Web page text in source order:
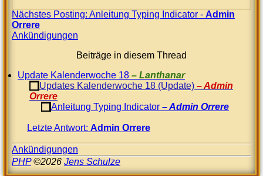
Nächstes Posting: Anleitung Typing Indicator - Admin
Orrere
Ankündigungen
Beiträge in diesem Thread
Update Kalenderwoche 18
Lanthanar
Updates Kalenderwoche 18 (Update)
Admin
Orrere
Anleitung Typing Indicator
Admin Orrere
Letzte Antwort: Admin Orrere
Ankündigungen
PHP©2026 Jens Schulze